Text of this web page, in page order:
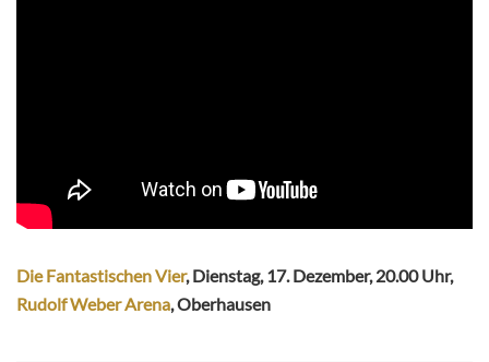
Die Fantastischen Vier, Dienstag, 17. Dezember, 20.00 Uhr,
Rudolf Weber Arena, Oberhausen